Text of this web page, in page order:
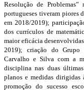
Resolução de
portugueses tiveram piores
em 2018/2019);
dos currículos de
maior eficácia
2019); criação do Grupo
Carvalho e Silva com a
disciplina nas duas
planos e medidas dirigidas
promoção do sucesso